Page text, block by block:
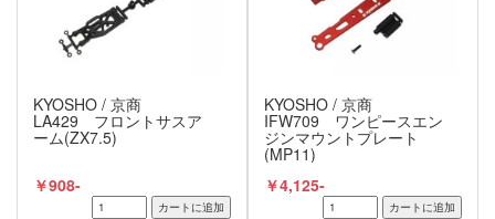
KYOSHO / 京商
LA429 フロントサスア
ーム(ZX7.5)
￥908-
KYOSHO / 京商
IFW709 ワンピースエン
ジンマウントプレート
(MP11)
￥4,125-